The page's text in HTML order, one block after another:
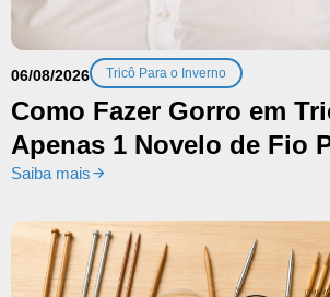
06/08/2026 Tricô Para o Inverno
Como Fazer Gorro em
Apenas 1 Novelo de Fio
Saiba mais